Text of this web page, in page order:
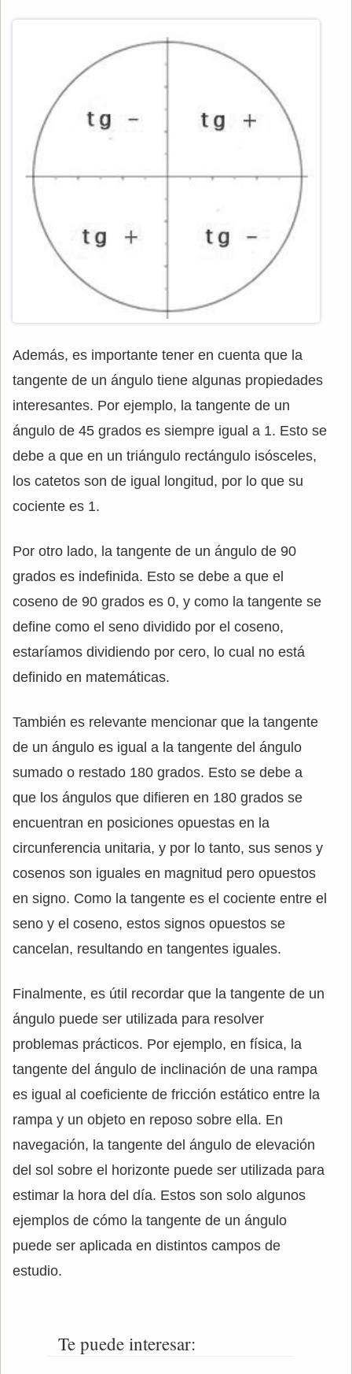
Además, es importante tener en cuenta que la
tangente de un ángulo tiene algunas propiedades
interesantes. Por ejemplo, la tangente de un
ángulo de 45 grados es siempre igual a 1. Esto se
debe a que en un triángulo rectángulo isósceles,
los catetos son de igual longitud, por lo que su
cociente es 1.
Por otro lado, la tangente de un ángulo de 90
grados es indefinida. Esto se debe a que el
coseno de 90 grados es 0, y como la tangente se
define como el seno dividido por el coseno,
estaríamos dividiendo por cero, lo cual no está
definido en matemáticas.
También es relevante mencionar que la tangente
de un ángulo es igual a la tangente del ángulo
sumado o restado 180 grados. Esto se debe a
que los ángulos que difieren en 180 grados se
encuentran en posiciones opuestas en la
circunferencia unitaria, y por lo tanto, sus senos y
cosenos son iguales en magnitud pero opuestos
en signo. Como la tangente es el cociente entre el
seno y el coseno, estos signos opuestos se
cancelan, resultando en tangentes iguales.
Finalmente, es útil recordar que la tangente de un
ángulo puede ser utilizada para resolver
problemas prácticos. Por ejemplo, en física, la
tangente del ángulo de inclinación de una rampa
es igual al coeficiente de fricción estático entre la
rampa y un objeto en reposo sobre ella. En
navegación, la tangente del ángulo de elevación
del sol sobre el horizonte puede ser utilizada para
estimar la hora del día. Estos son solo algunos
ejemplos de cómo la tangente de un ángulo
puede ser aplicada en distintos campos de
estudio.
Te puede interesar: